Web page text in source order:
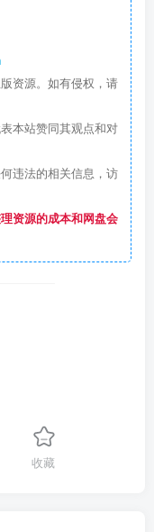
资源。如有侵权，请
本站赞同其观点和对
违法的相关信息，访
资源的成本和网盘会
收藏